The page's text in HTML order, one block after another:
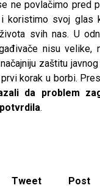
ne povlačimo pred
koristimo svoj glas
svih nas. U
nisu velike,
zaštitu
korak u borbi.
da problem
.
Tweet Post